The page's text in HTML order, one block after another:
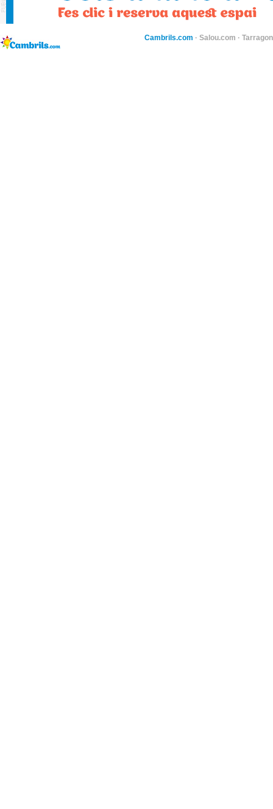
Cambrils.com · Salou.com ·